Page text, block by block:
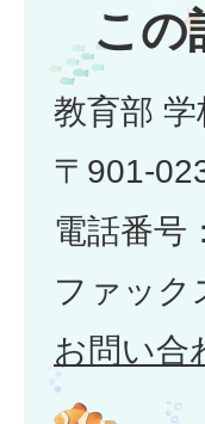
この
教育部
〒901-
電話番号
ファック
お問い合